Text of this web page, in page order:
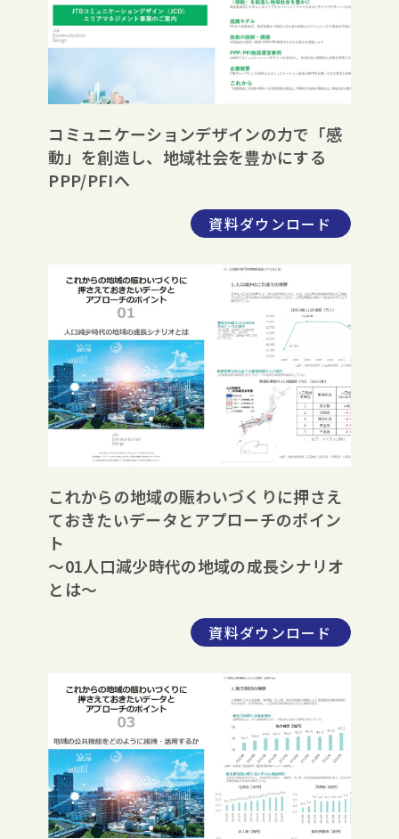
コミュニケーションデザインの力で「感
動」を創造し、地域社会を豊かにする
PPP/PFIへ
資料ダウンロード
これからの地域の賑わいづくりに押さえ
ておきたいデータとアプローチのポイン
ト
～01人口減少時代の地域の成長シナリオ
とは～
資料ダウンロード